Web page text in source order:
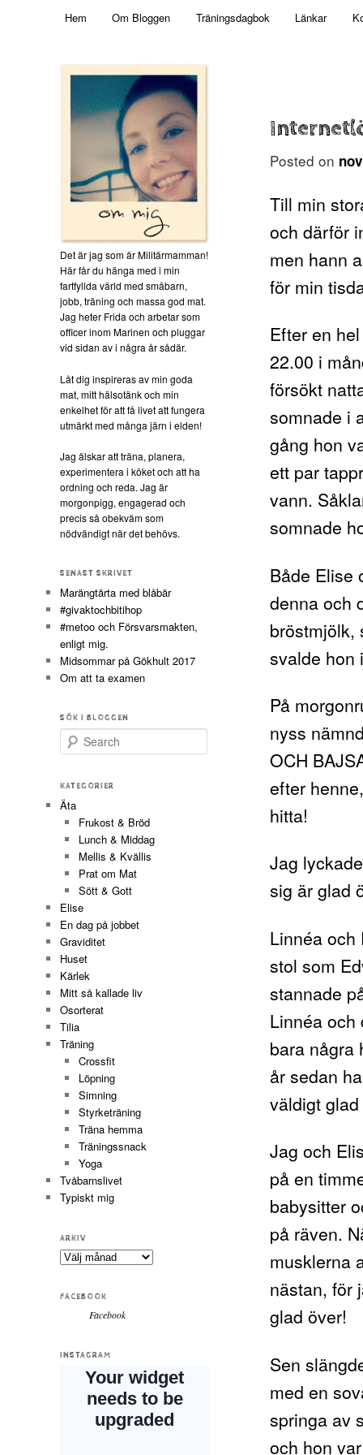
Militärmamman
Skip to primary content
Hem Om Bloggen Träningsdagbok Länkar
Posted on
Till min
och därför
men hann
för min
Efter en
22.00 i
försökt
somnade i
gång hon
ett par
vann.
somnade
Både Elise
denna och
bröstmjölk,
svalde hon
På
nyss
OCH
efter
hitta!
Jag
sig är glad
Linnéa och
stol som
stannade
Linnéa och
bara några
år sedan
väldigt
Jag och
på en
babysitter
på räven.
musklerna
nästan, för
glad över!
Sen
med en
springa av
och hon
Det är jag som är Militärmamman!
Här får du hänga med i min
fartfyllda värld med småbarn,
jobb, träning och massa god mat.
Jag heter Frida och arbetar som
officer inom Marinen och pluggar
vid sidan av i några år sådär.
Låt dig inspireras av min goda
mat, mitt hälsotänk och min
enkelhet för att få livet att fungera
utmärkt med många järn i elden!
Jag älskar att träna, planera,
experimentera i köket och att ha
ordning och reda. Jag är
morgonpigg, engagerad och
precis så obekväm som
nödvändigt när det behövs.
SENAST SKRIVET
Marängtårta med blåbär
#givaktochbitihop
#metoo och Försvarsmakten,
enligt mig.
Midsommar på Gökhult 2017
Om att ta examen
SÖK I BLOGGEN
Search
KATEGORIER
Äta
Frukost & Bröd
Lunch & Middag
Mellis & Kvällis
Prat om Mat
Sött & Gott
Elise
En dag på jobbet
Graviditet
Huset
Kärlek
Mitt så kallade liv
Osorterat
Tilia
Träning
Crossfit
Löpning
Simning
Styrketräning
Träna hemma
Träningssnack
Yoga
Tvåbarnslivet
Typiskt mig
ARKIV
Arkiv
FACEBOOK
Facebook
INSTAGRAM